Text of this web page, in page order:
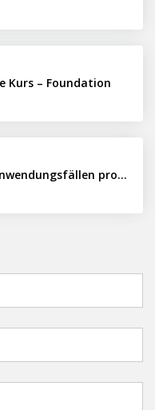
Kurs – Foundation
Künstliche Intelligenz in EAM-Anwendungsfällen professionell nutzen